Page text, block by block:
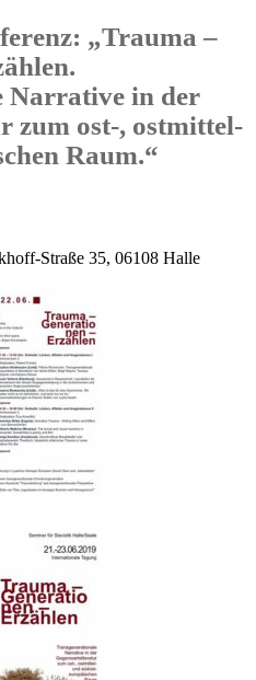
„Trauma –
Narrative in der
zum ost-, ostmittel-
Raum.“
Straße 35, 06108 Halle